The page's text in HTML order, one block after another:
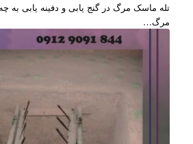
تله ماسک مرگ در گنج یابی و دفینه یابی
مرگ…